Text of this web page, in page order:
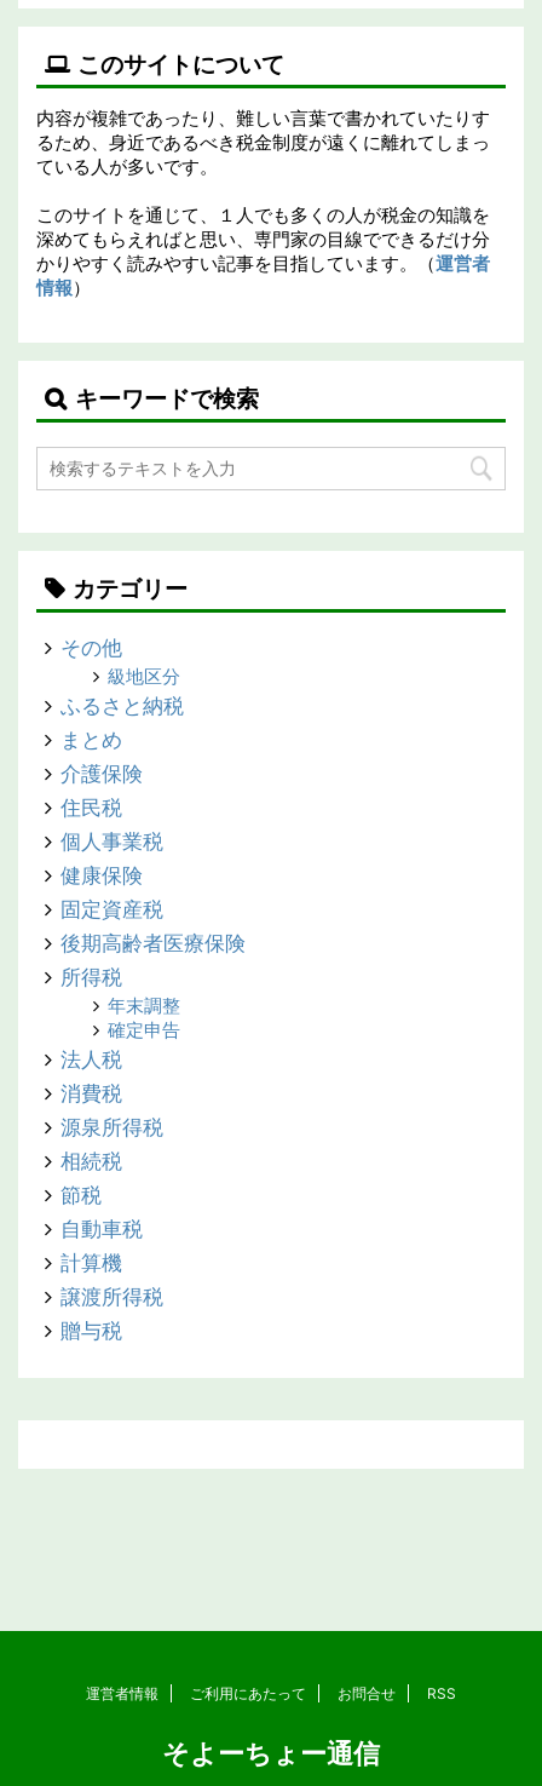
このサイトについて
内容が複雑であったり、難しい言葉で書かれていたりす
るため、身近であるべき税金制度が遠くに離れてしまっ
ている人が多いです。
このサイトを通じて、１人でも多くの人が税金の知識を
深めてもらえればと思い、専門家の目線でできるだけ分
かりやすく読みやすい記事を目指しています。（運営者
情報）
キーワードで検索
カテゴリー
その他
級地区分
ふるさと納税
まとめ
介護保険
住民税
個人事業税
健康保険
固定資産税
後期高齢者医療保険
所得税
年末調整
確定申告
法人税
消費税
源泉所得税
相続税
節税
自動車税
計算機
譲渡所得税
贈与税
運営者情報 ご利用にあたって お問合せ RSS
そよーちょー通信
Copyright© そよーちょー通信 , 2026 All Rights